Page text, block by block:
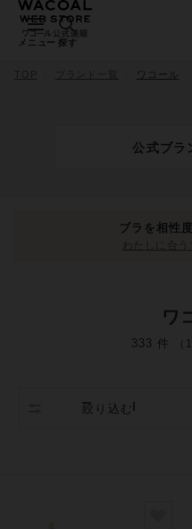
メニュー 探す
ワコール
公式ブラ
ブラを相性
ワ
333 件
絞り込む